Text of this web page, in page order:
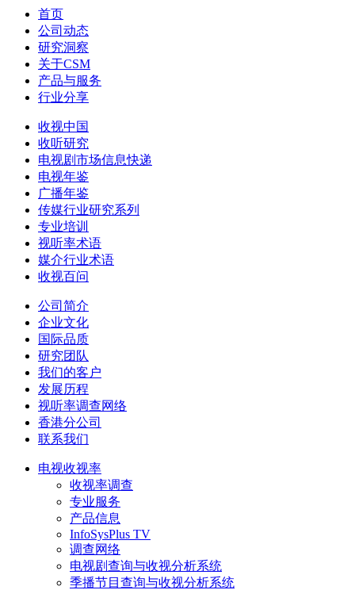
首页
公司动态
研究洞察
关于CSM
产品与服务
行业分享
收视中国
收听研究
电视剧市场信息快递
电视年鉴
广播年鉴
传媒行业研究系列
专业培训
视听率术语
媒介行业术语
收视百问
公司简介
企业文化
国际品质
研究团队
我们的客户
发展历程
视听率调查网络
香港分公司
联系我们
电视收视率
收视率调查
专业服务
产品信息
InfoSysPlus TV
调查网络
电视剧查询与收视分析系统
季播节目查询与收视分析系统